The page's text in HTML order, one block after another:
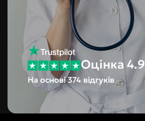
Оцінка 4.9
На основі 374 відгуків